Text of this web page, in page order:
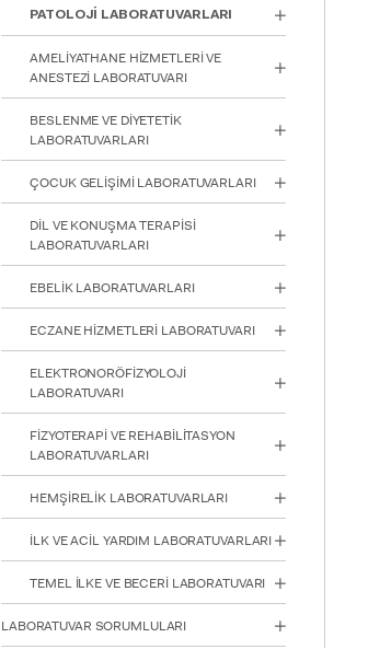
basın;
menüsünü
açmak
basın.
PATOLOJİ LABORATUVARLARI
AMELİYATHANE HİZMETLERİ VE
ANESTEZİ LABORATUVARI
BESLENME VE DİYETETİK
LABORATUVARLARI
ÇOCUK GELİŞİMİ LABORATUVARLARI
DİL VE KONUŞMA TERAPİSİ
LABORATUVARLARI
EBELİK LABORATUVARLARI
ECZANE HİZMETLERİ LABORATUVARI
ELEKTRONORÖFİZYOLOJİ
LABORATUVARI
FİZYOTERAPİ VE REHABİLİTASYON
LABORATUVARLARI
HEMŞİRELİK LABORATUVARLARI
İLK VE ACİL YARDIM LABORATUVARLARI
TEMEL İLKE VE BECERİ LABORATUVARI
LABORATUVAR SORUMLULARI